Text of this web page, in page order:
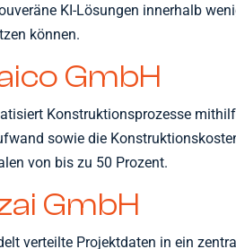
KI-Lösungen innerhalb
können.
GmbH
Konstruktionsprozesse
sowie die
von bis zu 50 Prozent.
GmbH
verteilte Projektdaten in ein